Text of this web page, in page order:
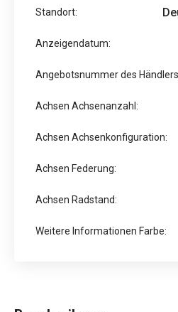
Standort:
Anzeigendatum:
Angebotsnummer des
Achsen Achsenanzahl:
Achsen Achsenkonfiguration:
Achsen Federung:
Achsen Radstand:
Weitere Informationen Farbe: